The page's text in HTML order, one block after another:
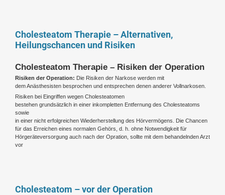
Cholesteatom Therapie – Alternativen,
Heilungschancen und Risiken
Cholesteatom Therapie – Risiken der Operation
Risiken der Operation: Die Risiken der Narkose werden mit
dem Anästhesisten besprochen und entsprechen denen anderer Vollnarkosen.
Risiken bei Eingriffen wegen Cholesteatomen
bestehen grundsätzlich in einer inkompletten Entfernung des Cholesteatoms
sowie
in einer nicht erfolgreichen Wiederherstellung des Hörvermögens. Die Chancen
für das Erreichen eines normalen Gehörs, d. h. ohne Notwendigkeit für
Hörgeräteversorgung auch nach der Opration, sollte mit dem behandelnden Arzt
vor
Cholesteatom – vor der Operation